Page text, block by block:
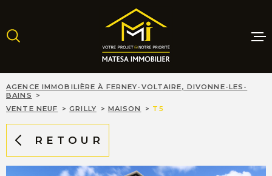
la
recherche
menu
principal
contenu
MAISONS
AGENCE IMMOBILIÈRE À FERNEY-VOLTAIRE, DIVONNE-LES-
BAINS
VENTE NEUF
GRILLY MAISON T5
RETOUR